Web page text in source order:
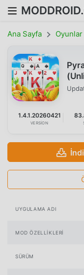
Ana Sayfa Oyunlar
1.4.1.20260421
VERSION
UYGULAMA ADI
MOD ÖZELLIKLERI
SÜRÜM